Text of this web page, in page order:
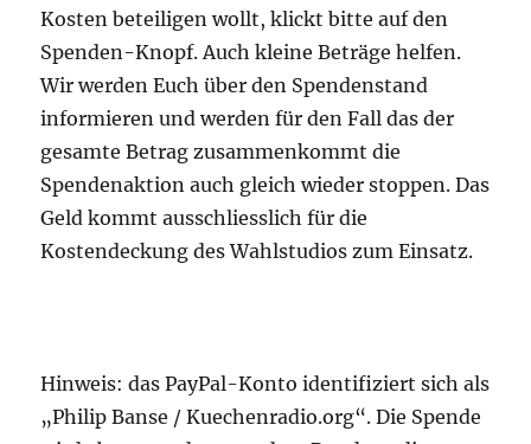
Kosten beteiligen wollt, klickt bitte auf den
Spenden-Knopf. Auch kleine Beträge helfen.
Wir werden Euch über den Spendenstand
informieren und werden für den Fall das der
gesamte Betrag zusammenkommt die
Spendenaktion auch gleich wieder stoppen. Das
Geld kommt ausschliesslich für die
Kostendeckung des Wahlstudios zum Einsatz.
Hinweis: das PayPal-Konto identifiziert sich als
„Philip Banse / Kuechenradio.org“. Die Spende